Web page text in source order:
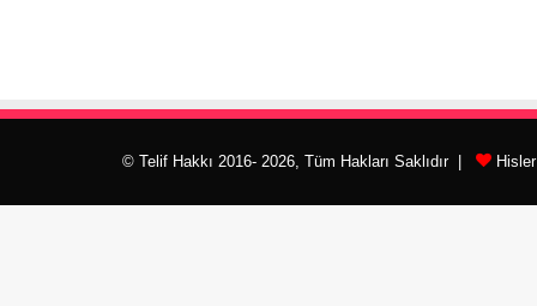
© Telif Hakkı 2016- 2026, Tüm Hakları Saklıdır |